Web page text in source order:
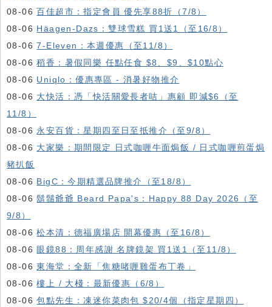
08-06百佳超市：指定會員 優先享88折（7/8）
08-06 Häagen-Dazs ：雙球雪糕 買1送1（至16/8）
08-067-Eleven：本週優惠（至11/8）
08-06稻香：暑假同樂 任點任食 $8、$9、$10點心
08-06 Uniqlo：優惠專區 - 消暑好物推介
08-06 大快活：憑「快活關愛長者咭」惠顧 即減$6（至
11/8）
08-06 永安百貨：星期四至日至抵推介（至9/8）
08-06 大家樂：期間限定 日式咖喱牛面焗飯 / 日式咖喱煎蛋焗
豬扒飯
08-06 BigC：今期精選品牌推介（至18/8）
08-06鬍鬚爺爺 Beard Papa's：Happy 88 Day 2026（至
9/8）
08-06松本清：德福廣場店 開幕優惠（至16/8）
08-06 眼鏡88：周年感謝 名牌鏡架 買1送1（至11/8）
08-06東海堂：全新「焦糖啫喱雞蛋布丁卷」
08-06樓上 / 大棧：最新優惠（6/8）
08-06包點先生：凍迷你菜肉包 $20/4個（指定星期四）